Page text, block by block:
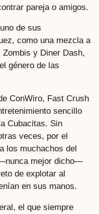
pareja o amigos.
de sus
como una mezcla a
y Diner Dash,
género de las
ConWiro, Fast Crush
sencillo
Cubacitas. Sin
veces, por el
los muchachos del
mejor dicho—
de explotar al
en sus manos.
el que siempre